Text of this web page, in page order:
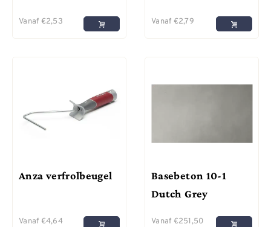
Vanaf €2,53 Vanaf €2,79
Anza verfrolbeugel
Vanaf €4,64
Basebeton 10-1
Dutch Grey
Vanaf €251,50